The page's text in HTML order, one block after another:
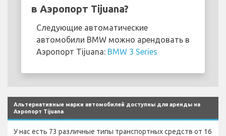
в Аэропорт Tijuana?
Следующие автоматические
автомобили BMW можно арендовать в
Аэропорт Tijuana: BMW 3 Series
Альтернативные марки автомобилей доступны для аренды на
Аэропорт Tijuana
У нас есть 73 различные типы транспортных средств от 16